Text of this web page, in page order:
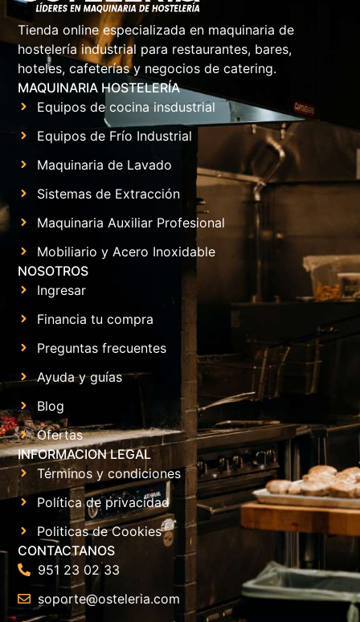
Tienda online especializada en maquinaria de
hostelería industrial para restaurantes, bares,
hoteles, cafeterías y negocios de catering.
MAQUINARIA HOSTELERÍA
Equipos de cocina insdustrial
Equipos de Frío Industrial
Maquinaria de Lavado
Sistemas de Extracción
Maquinaria Auxiliar Profesional
Mobiliario y Acero Inoxidable
NOSOTROS
Ingresar
Financia tu compra
Preguntas frecuentes
Ayuda y guías
Blog
Ofertas
INFORMACION LEGAL
Términos y condiciones
Política de privacidad
Politicas de Cookies
CONTACTANOS
951 23 02 33
soporte@osteleria.com